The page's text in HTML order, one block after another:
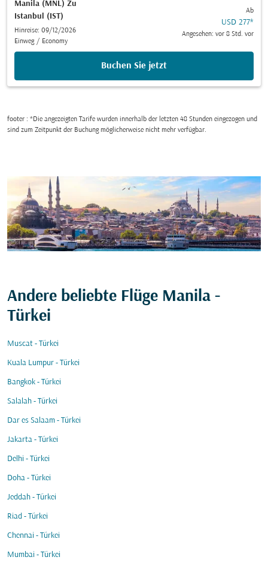
Manila (MNL) Zu
Istanbul (IST)
Hinreise: 09/12/2026
Einweg / Economy
Ab
USD 277*
Angesehen: vor 8 Std. vor
Buchen Sie jetzt
footer : *Die angezeigten Tarife wurden innerhalb der letzten 48 Stunden eingezogen und
sind zum Zeitpunkt der Buchung möglicherweise nicht mehr verfügbar.
Andere beliebte Flüge Manila -
Türkei
Muscat - Türkei
Kuala Lumpur - Türkei
Bangkok - Türkei
Salalah - Türkei
Dar es Salaam - Türkei
Jakarta - Türkei
Delhi - Türkei
Doha - Türkei
Jeddah - Türkei
Riad - Türkei
Chennai - Türkei
Mumbai - Türkei